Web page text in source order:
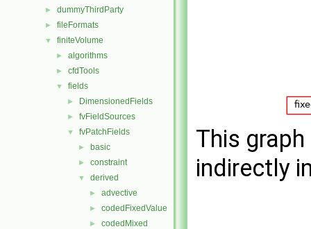
► dummyThirdParty
► fileFormats
▼ finiteVolume
► algorithms
► cfdTools
▼ fields
► DimensionedFields
► fvFieldSources
▼ fvPatchFields
► basic
► constraint
▼ derived
► advective
► codedFixedValue
► codedMixed
This
indirectly